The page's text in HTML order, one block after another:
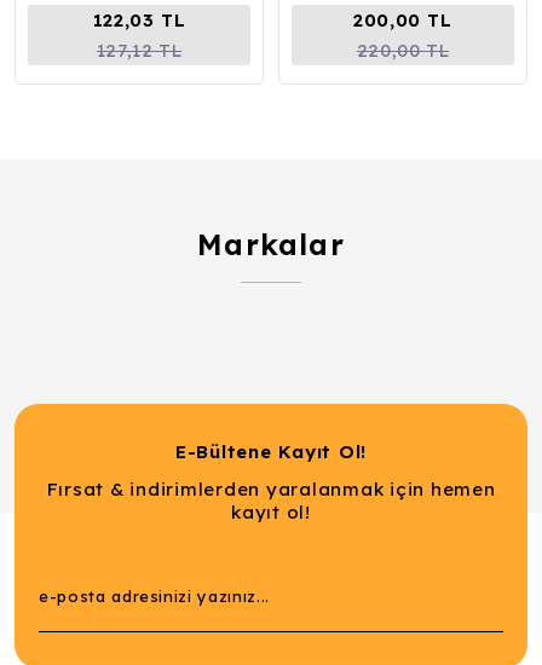
122,03 TL
127,12 TL
200,00 TL
220,00 TL
Markalar
E-Bültene Kayıt Ol!
Fırsat & indirimlerden yaralanmak için hemen
kayıt ol!